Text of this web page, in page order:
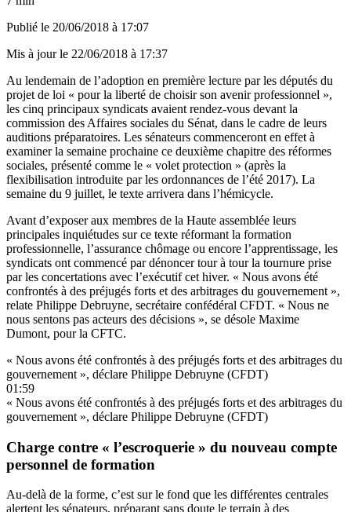
Publié le 20/06/2018 à 17:07
Mis à jour le 22/06/2018 à 17:37
Au lendemain de l’adoption en première lecture par les députés du
projet de loi « pour la liberté de choisir son avenir professionnel »,
les cinq principaux syndicats avaient rendez-vous devant la
commission des Affaires sociales du Sénat, dans le cadre de leurs
auditions préparatoires. Les sénateurs commenceront en effet à
examiner la semaine prochaine ce deuxième chapitre des réformes
sociales, présenté comme le « volet protection » (après la
flexibilisation introduite par les ordonnances de l’été 2017). La
semaine du 9 juillet, le texte arrivera dans l’hémicycle.
Avant d’exposer aux membres de la Haute assemblée leurs
principales inquiétudes sur ce texte réformant la formation
professionnelle, l’assurance chômage ou encore l’apprentissage, les
syndicats ont commencé par dénoncer tour à tour la tournure prise
par les concertations avec l’exécutif cet hiver. « Nous avons été
confrontés à des préjugés forts et des arbitrages du gouvernement »,
relate Philippe Debruyne, secrétaire confédéral CFDT. « Nous ne
nous sentons pas acteurs des décisions », se désole Maxime
Dumont, pour la CFTC.
« Nous avons été confrontés à des préjugés forts et des arbitrages du
gouvernement », déclare Philippe Debruyne (CFDT)
01:59
« Nous avons été confrontés à des préjugés forts et des arbitrages du
gouvernement », déclare Philippe Debruyne (CFDT)
Charge contre « l’escroquerie » du nouveau compte
personnel de formation
Au-delà de la forme, c’est sur le fond que les différentes centrales
alertent les sénateurs, préparant sans doute le terrain à des